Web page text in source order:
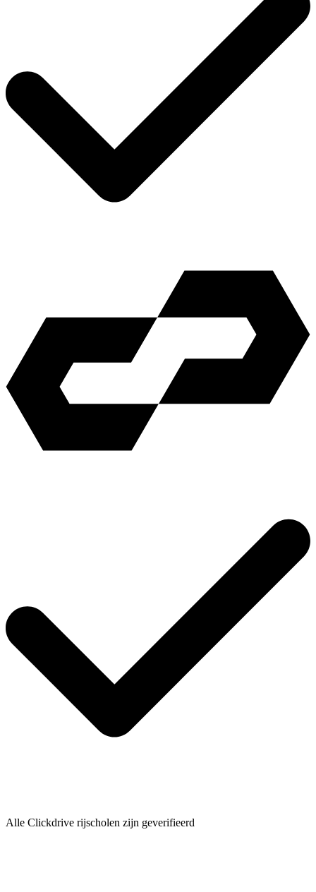
Alle Clickdrive rijscholen zijn geverifieerd